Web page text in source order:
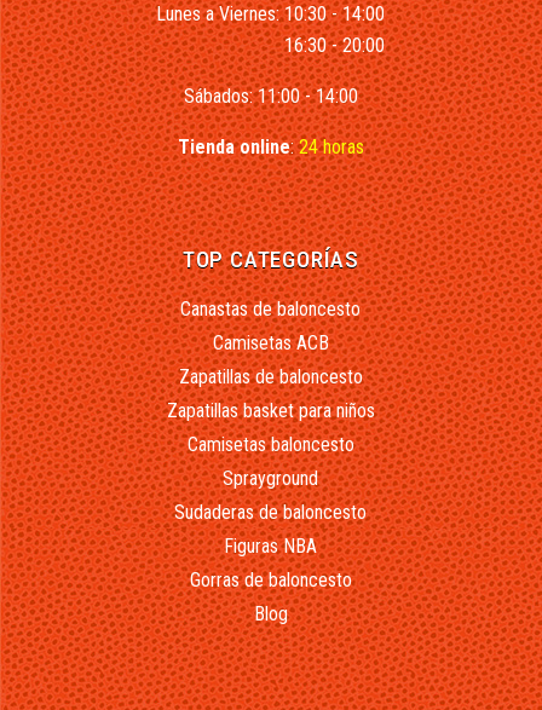
Lunes a Viernes: 10:30 - 14:00
16:30 - 20:00
Sábados: 11:00 - 14:00
Tienda online:24 horas
TOP CATEGORÍAS
Canastas de baloncesto
Camisetas ACB
Zapatillas de baloncesto
Zapatillas basket para niños
Camisetas baloncesto
Sprayground
Sudaderas de baloncesto
Figuras NBA
Gorras de baloncesto
Blog